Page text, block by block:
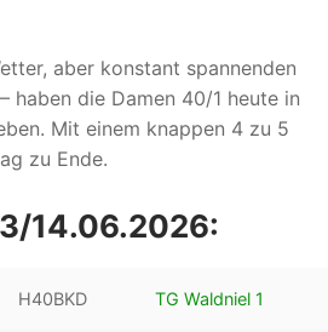
aber konstant spannenden
haben die Damen 40/1 heute in
Mit einem knappen 4 zu 5
zu Ende.
14.06.2026:
H40BKD TG Waldniel 1